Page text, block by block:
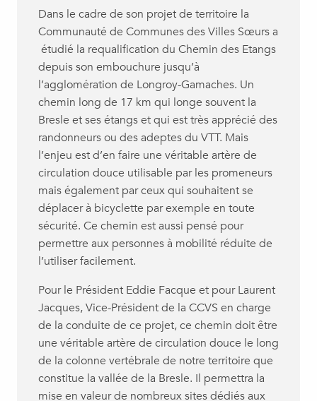
Dans le cadre de son projet de territoire la
Communauté de Communes des Villes Sœurs a
étudié la requalification du Chemin des Etangs
depuis son embouchure jusqu’à
l’agglomération de Longroy-Gamaches. Un
chemin long de 17 km qui longe souvent la
Bresle et ses étangs et qui est très apprécié des
randonneurs ou des adeptes du VTT. Mais
l’enjeu est d’en faire une véritable artère de
circulation douce utilisable par les promeneurs
mais également par ceux qui souhaitent se
déplacer à bicyclette par exemple en toute
sécurité. Ce chemin est aussi pensé pour
permettre aux personnes à mobilité réduite de
l’utiliser facilement.
Pour le Président Eddie Facque et pour Laurent
Jacques, Vice-Président de la CCVS en charge
de la conduite de ce projet, ce chemin doit être
une véritable artère de circulation douce le long
de la colonne vertébrale de notre territoire que
constitue la vallée de la Bresle. Il permettra la
mise en valeur de nombreux sites dédiés aux